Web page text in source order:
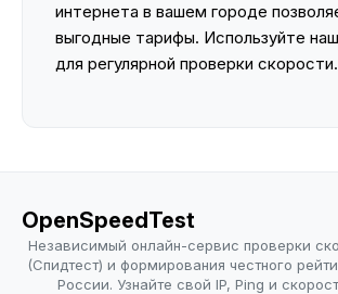
интернета в вашем городе
выгодные тарифы. Используйте
для регулярной проверки скорости.
OpenSpeedTest
Независимый онлайн-сервис проверки
(Спидтест) и формирования честного
России. Узнайте свой IP, Ping и